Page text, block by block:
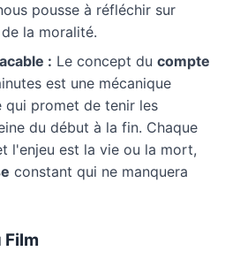
pousse à réfléchir sur
la moralité.
: Le concept du compte
est une mécanique
qui promet de tenir les
du début à la fin. Chaque
l'enjeu est la vie ou la mort,
constant qui ne manquera
Film